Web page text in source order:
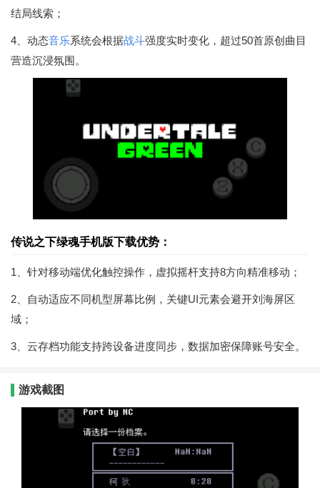
结局线索；
4、动态音乐系统会根据战斗强度实时变化，超过50首原创曲目
营造沉浸氛围。
传说之下绿魂手机版下载优势：
1、针对移动端优化触控操作，虚拟摇杆支持8方向精准移动；
2、自动适应不同机型屏幕比例，关键UI元素会避开刘海屏区
域；
3、云存档功能支持跨设备进度同步，数据加密保障账号安全。
游戏截图